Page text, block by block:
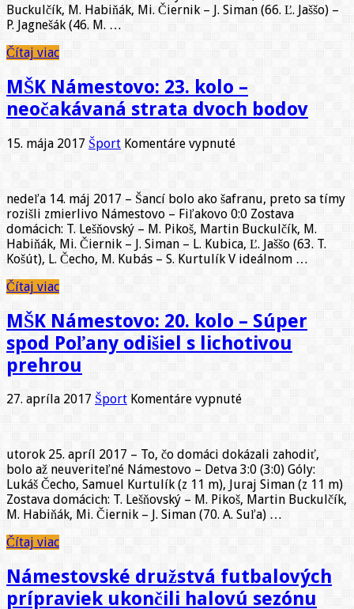
Buckulčík, M. Habiňák, Mi. Čiernik – J. Siman (66. Ľ. Jaššo) –
P. Jagnešák (46. M. …
Čítaj viac
MŠK Námestovo: 23. kolo –
neočakávaná strata dvoch bodov
15. mája 2017 Šport Komentáre vypnuténa
kolo
–
neočakávaná
strata
dvoch
nedeľa 14. máj 2017 – Šancí bolo ako šafranu, preto sa tímy
rozišli zmierlivo Námestovo – Fiľakovo 0:0 Zostava
domácich: T. Lešňovský – M. Pikoš, Martin Buckulčík, M.
Habiňák, Mi. Čiernik – J. Siman – L. Kubica, Ľ. Jaššo (63. T.
Košút), L. Čecho, M. Kubás – S. Kurtulík V ideálnom …
Čítaj viac
MŠK Námestovo: 20. kolo – Súper
spod Poľany odišiel s lichotivou
prehrou
27. apríla 2017 Šport Komentáre vypnuténa
kolo
–
Súper
spod
Poľany
prehrou
utorok 25. apríl 2017 – To, čo domáci dokázali zahodiť,
bolo až neuveriteľné Námestovo – Detva 3:0 (3:0) Góly:
Lukáš Čecho, Samuel Kurtulík (z 11 m), Juraj Siman (z 11 m)
Zostava domácich: T. Lešňovský – M. Pikoš, Martin Buckulčík,
M. Habiňák, Mi. Čiernik – J. Siman (70. A. Suľa) …
Čítaj viac
Námestovské družstvá futbalových
prípraviek ukončili halovú sezónu